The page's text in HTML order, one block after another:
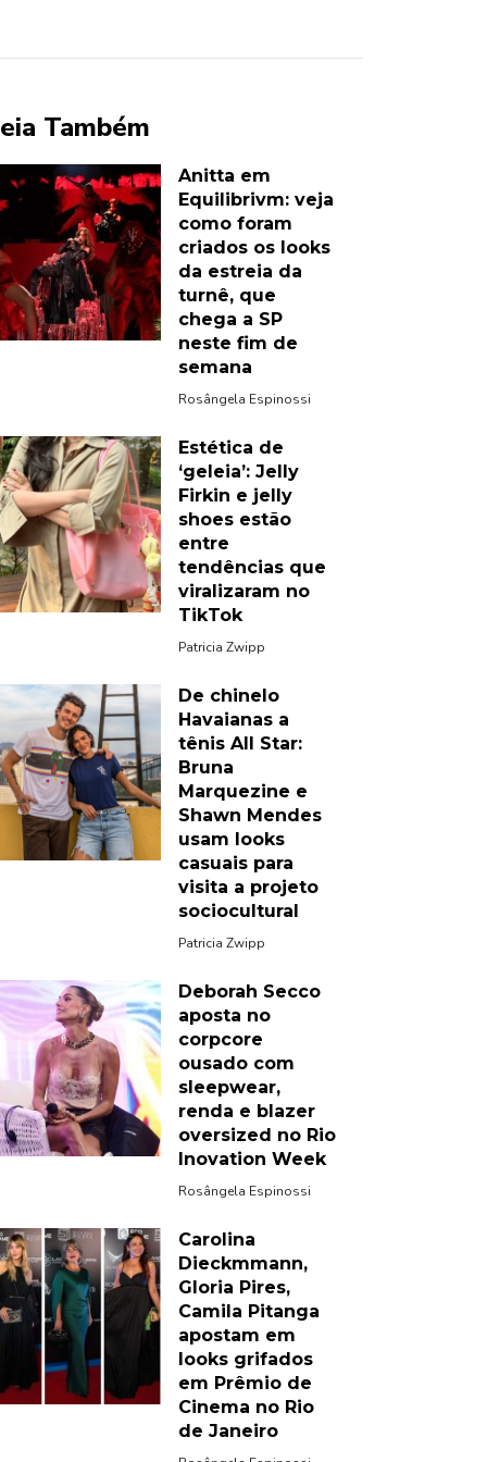
Também
Anitta em
Equilibrivm: veja
como foram
criados os looks
da estreia da
turnê, que
chega a SP
neste fim de
semana
Rosângela Espinossi
Estética de
‘geleia’: Jelly
Firkin e jelly
shoes estão
entre
tendências que
viralizaram no
TikTok
Patricia Zwipp
De chinelo
Havaianas a
tênis All Star:
Bruna
Marquezine e
Shawn Mendes
usam looks
casuais para
visita a projeto
sociocultural
Patricia Zwipp
Deborah Secco
aposta no
corpcore
ousado com
sleepwear,
renda e blazer
oversized no Rio
Inovation Week
Rosângela Espinossi
Carolina
Dieckmmann,
Gloria Pires,
Camila Pitanga
apostam em
looks grifados
em Prêmio de
Cinema no Rio
de Janeiro